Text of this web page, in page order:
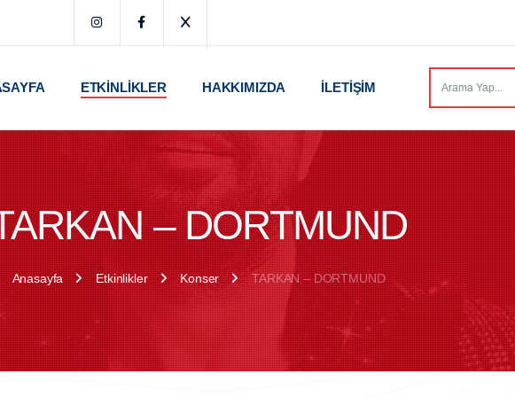
ETKINLIKLER HAKKIMIZDA İLETIŞIM
– DORTMUND
Anasayfa Etkinlikler Konser TARKAN – DORTMUND